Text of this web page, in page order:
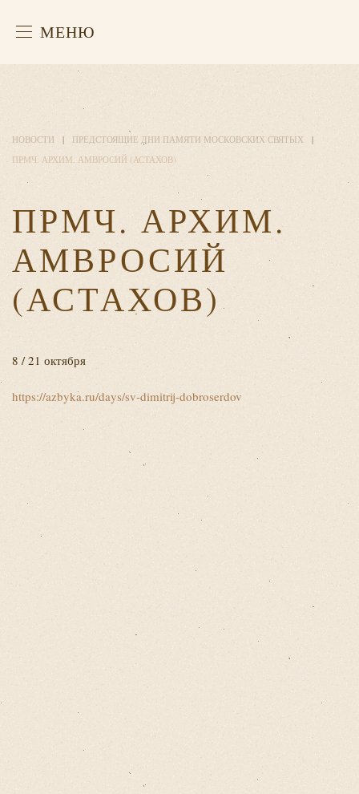
МЕНЮ
НОВОСТИ
ПРЕДСТОЯЩИЕ ДНИ ПАМЯТИ МОСКОВСКИХ СВЯТЫХ
ПРМЧ. АРХИМ. АМВРОСИЙ (АСТАХОВ)
ПРМЧ. АРХИМ.
АМВРОСИЙ
(АСТАХОВ)
8 / 21 октября
https://azbyka.ru/days/sv-dimitrij-dobroserdov